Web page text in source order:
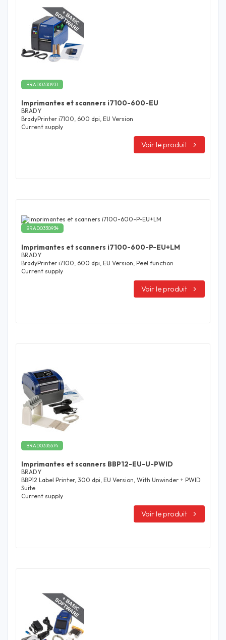
BRAD0330931
Imprimantes et scanners i7100-600-EU
BRADY
BradyPrinter i7100, 600 dpi, EU Version
Current supply
Voir le produit
BRAD0330934
Imprimantes et scanners i7100-600-P-EU+LM
BRADY
BradyPrinter i7100, 600 dpi, EU Version, Peel function
Current supply
Voir le produit
BRAD0335574
Imprimantes et scanners BBP12-EU-U-PWID
BRADY
BBP12 Label Printer, 300 dpi, EU Version, With Unwinder + PWID
Suite
Current supply
Voir le produit